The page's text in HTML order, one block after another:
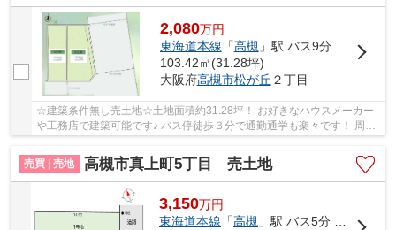
2,080万円
東海道本線 「高槻 」駅 バス9分 「安岡寺住宅」 停歩3分
103.42㎡(31.28坪)
大阪府高槻市松が丘 ２丁目
☆建築条件無し売土地☆土地面積約31.28坪！ お好きなハウスメーカー
や工務店で建築可能です♪ バス停徒歩３分で通勤通学も楽々です！ 周辺
売買 | 売地
高槻市真上町5丁目 売土地
3,150万円
東海道本線 「高槻 」駅 バス5分 「日吉台口」 停歩7分